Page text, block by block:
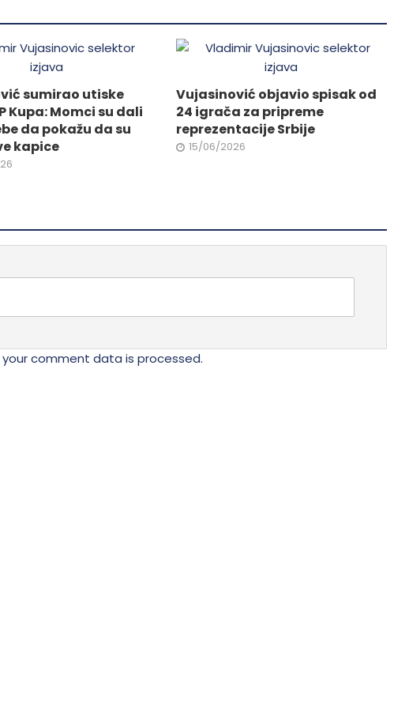
biti
izabrane
proizvoda.
sumirao utiske
Kupa: Momci su dali
da pokažu da su
kapice
Vujasinović objavio spisak od
24 igrača za pripreme
reprezentacije Srbije
15/06/2026
your comment data is processed.